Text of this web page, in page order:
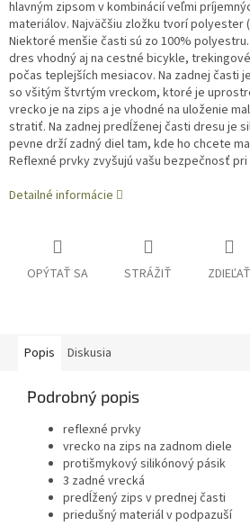
hlavným zipsom v kombinácií veľmi
materiálov. Najväčšiu zložku tvorí polyester
Niektoré menšie časti sú zo 100% polyestru.
dres vhodný aj na cestné bicykle,
počas teplejších mesiacov. Na zadnej časti
so všitým štvrtým vreckom, ktoré je
vrecko je na zips a je vhodné na uloženie
stratiť. Na zadnej predĺženej časti dresu je
pevne drží zadný diel tam, kde ho chcete
Reflexné prvky zvyšujú vašu bezpečnosť
Detailné informácie
OPÝTAŤ SA STRÁŽIŤ ZDIEĽAŤ
Popis Diskusia
Podrobný popis
reflexné prvky
vrecko na zips na zadnom diele
protišmykový silikónový pásik
3 zadné vrecká
predĺžený zips v prednej časti
priedušný materiál v podpazuší